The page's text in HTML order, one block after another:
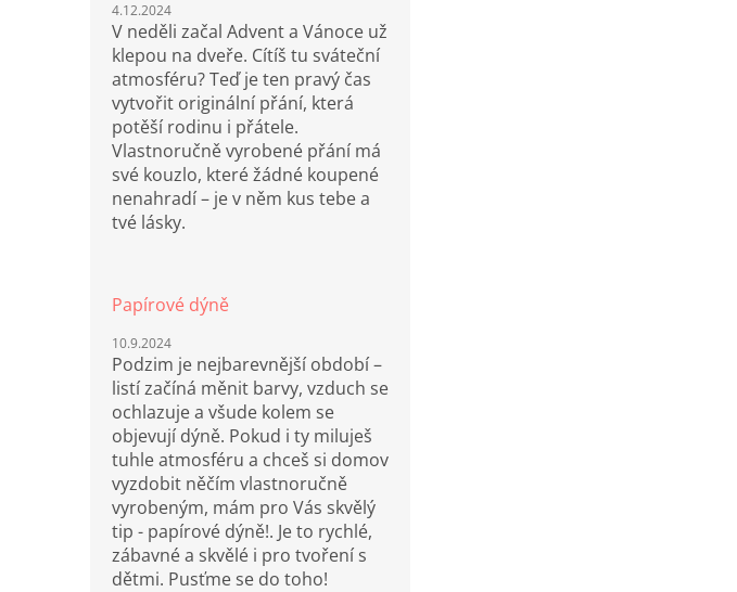
4.12.2024
V neděli začal Advent a Vánoce už
klepou na dveře. Cítíš tu sváteční
atmosféru? Teď je ten pravý čas
vytvořit originální přání, která
potěší rodinu i přátele.
Vlastnoručně vyrobené přání má
své kouzlo, které žádné koupené
nenahradí – je v něm kus tebe a
tvé lásky.
Papírové dýně
10.9.2024
Podzim je nejbarevnější období –
listí začíná měnit barvy, vzduch se
ochlazuje a všude kolem se
objevují dýně. Pokud i ty miluješ
tuhle atmosféru a chceš si domov
vyzdobit něčím vlastnoručně
vyrobeným, mám pro Vás skvělý
tip - papírové dýně!. Je to rychlé,
zábavné a skvělé i pro tvoření s
dětmi. Pusťme se do toho!